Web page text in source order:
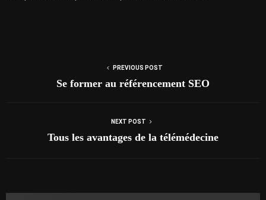
PREVIOUS POST
Se former au référencement SEO
NEXT POST
Tous les avantages de la télémédecine